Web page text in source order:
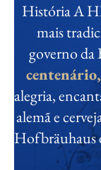
História A
mais
governo da
alegria,
alemã e
Hofbräuhaus